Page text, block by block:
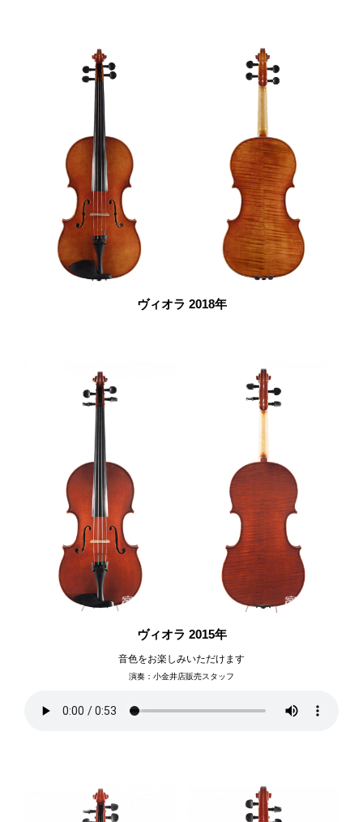
ヴィオラ 2018年
ヴィオラ 2015年
音色をお楽しみいただけます
演奏：小金井店販売スタッフ